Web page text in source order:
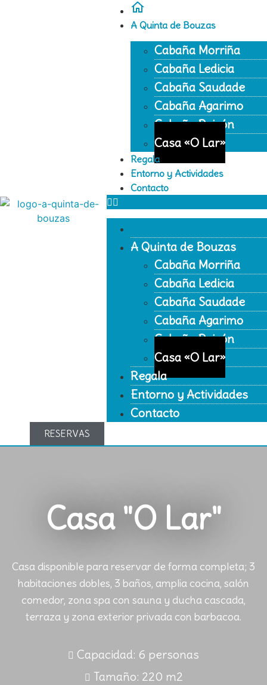
A Quinta de Bouzas
Cabaña Morriña
Cabaña Ledicia
Cabaña Saudade
Cabaña Agarimo
Cabaña Paixón
Casa «O Lar»
Regala
Entorno y Actividades
Contacto
A Quinta de Bouzas
Cabaña Morriña
Cabaña Ledicia
Cabaña Saudade
Cabaña Agarimo
Cabaña Paixón
Casa «O Lar»
Regala
Entorno y Actividades
Contacto
RESERVAS
Casa "O Lar"
Casa disponible para reservar de forma completa; 3
habitaciones dobles, 3 baños, amplia cocina, salón
comedor, zona spa con sauna y ducha cascada,
terraza y zona exterior privada con barbacoa.
Capacidad: 6 personas
Tamaño: 220 m2